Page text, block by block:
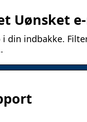
Uønsket
din indbakke.